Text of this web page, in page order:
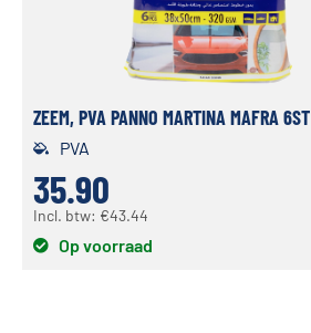
ZEEM, PVA PANNO MARTINA MAFRA 6ST
PVA
35.90
Incl. btw: €43.44
Op voorraad